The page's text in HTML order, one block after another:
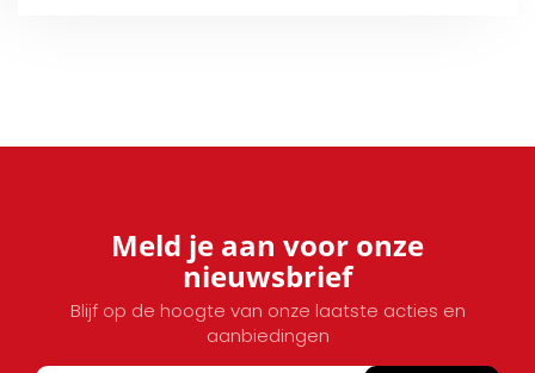
Meld je aan voor onze
nieuwsbrief
Blijf op de hoogte van onze laatste acties en
aanbiedingen